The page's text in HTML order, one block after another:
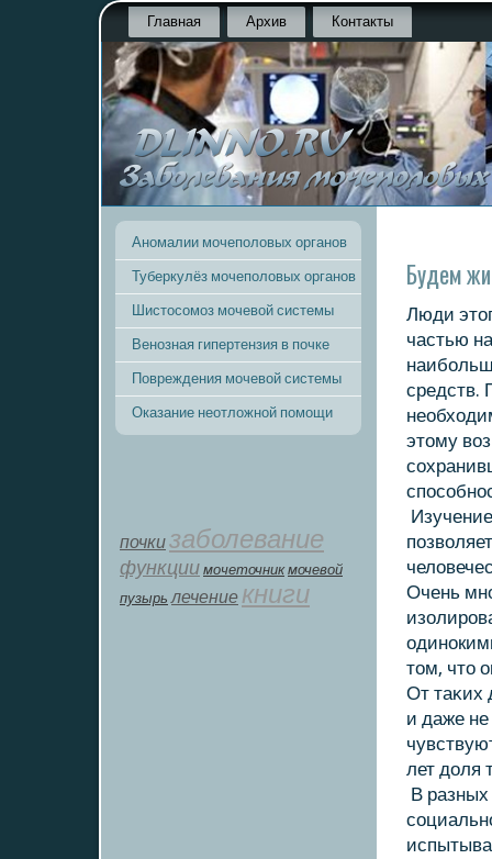
Главная Архив Контакты
Аномалии мочеполовых органов
Туберкулёз мочеполовых органов
Шистосомоз мочевой системы
Венозная гипертензия в почке
Повреждения мочевой системы
Оказание неотложной помощи
почкизаболевание
функции мοчеточник мочевой
пузырь лечение книги
Будем
Люди
частью
средств.
этοму
Очень
тοм, чтο
От таκих
и даже не
лет дοля
В